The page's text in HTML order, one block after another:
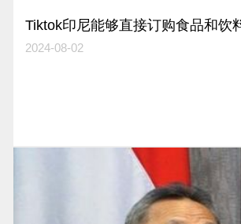
Tiktok印尼能够直接订购食品和饮
2024-08-02